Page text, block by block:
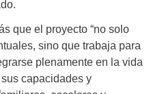
que el proyecto “no solo
sino que trabaja para
plenamente en la vida
capacidades y